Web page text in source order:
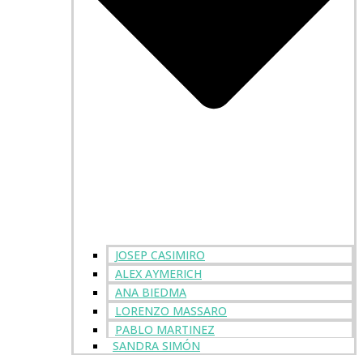
JOSEP CASIMIRO
ALEX AYMERICH
ANA BIEDMA
LORENZO MASSARO
PABLO MARTINEZ
SANDRA SIMÓN